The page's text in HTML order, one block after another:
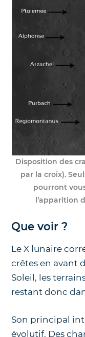
Disposition des
par la croix).
pourront
l’apparition
Que voir ?
Le X lunaire
crêtes en avant
Soleil, les
restant donc
Son principal
évolutif. Des